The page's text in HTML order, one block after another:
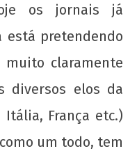
os jornais já
está pretendendo
muito claramente
diversos elos da
Itália, França etc.)
um todo, tem